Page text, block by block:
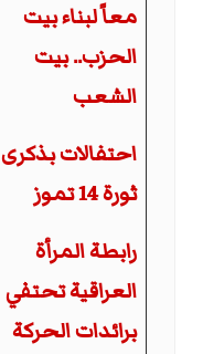
معاً لبناء بيت
الحزب.. بيت
الشعب
احتفالات بذكرى
ثورة 14 تموز
رابطة المرأة
العراقية تحتفي
برائدات الحركة